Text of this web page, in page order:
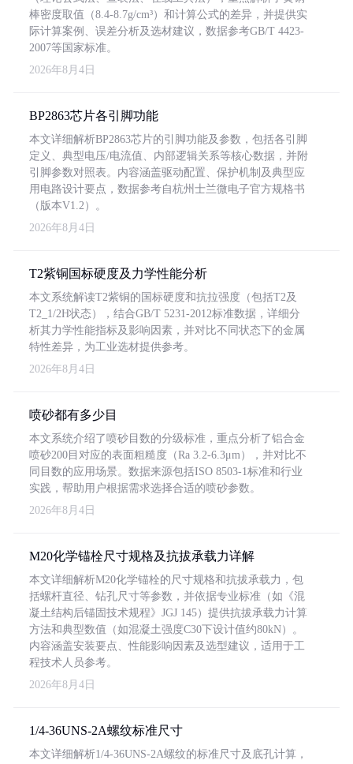
棒密度取值（8.4-8.7g/cm³）和计算公式的差异，并提供实
际计算案例、误差分析及选材建议，数据参考GB/T 4423-
2007等国家标准。
2026年8月4日
BP2863芯片各引脚功能
本文详细解析BP2863芯片的引脚功能及参数，包括各引脚
定义、典型电压/电流值、内部逻辑关系等核心数据，并附
引脚参数对照表。内容涵盖驱动配置、保护机制及典型应
用电路设计要点，数据参考自杭州士兰微电子官方规格书
（版本V1.2）。
2026年8月4日
T2紫铜国标硬度及力学性能分析
本文系统解读T2紫铜的国标硬度和抗拉强度（包括T2及
T2_1/2H状态），结合GB/T 5231-2012标准数据，详细分
析其力学性能指标及影响因素，并对比不同状态下的金属
特性差异，为工业选材提供参考。
2026年8月4日
喷砂都有多少目
本文系统介绍了喷砂目数的分级标准，重点分析了铝合金
喷砂200目对应的表面粗糙度（Ra 3.2-6.3μm），并对比不
同目数的应用场景。数据来源包括ISO 8503-1标准和行业
实践，帮助用户根据需求选择合适的喷砂参数。
2026年8月4日
M20化学锚栓尺寸规格及抗拔承载力详解
本文详细解析M20化学锚栓的尺寸规格和抗拔承载力，包
括螺杆直径、钻孔尺寸等参数，并依据专业标准（如《混
凝土结构后锚固技术规程》JGJ 145）提供抗拔承载力计算
方法和典型数值（如混凝土强度C30下设计值约80kN）。
内容涵盖安装要点、性能影响因素及选型建议，适用于工
程技术人员参考。
2026年8月4日
1/4-36UNS-2A螺纹标准尺寸
本文详细解析1/4-36UNS-2A螺纹的标准尺寸及底孔计算，